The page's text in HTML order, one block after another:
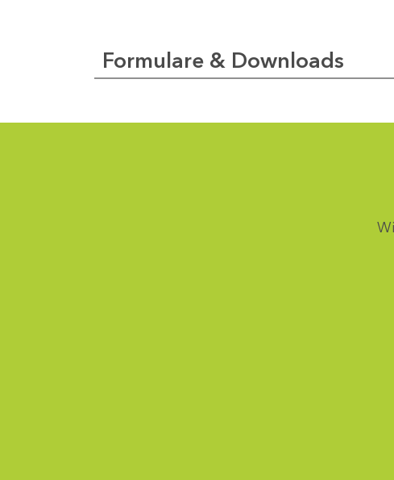
Formulare & Downloads